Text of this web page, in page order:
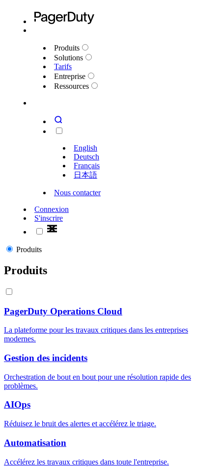
Produits
Solutions
Tarifs
Entreprise
Ressources
English
Deutsch
Français
日本語
Nous contacter
Connexion
S'inscrire
Produits
Produits
PagerDuty Operations Cloud
La plateforme pour les travaux critiques dans les entreprises
modernes.
Gestion des incidents
Orchestration de bout en bout pour une résolution rapide des
problèmes.
AIOps
Réduisez le bruit des alertes et accélérez le triage.
Automatisation
Accélérez les travaux critiques dans toute l'entreprise.